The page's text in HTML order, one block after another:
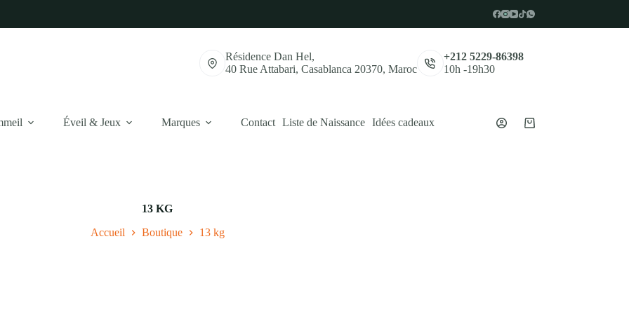
Résidence Dan Hel,
40 Rue Attabari, Casablanca 20370, Maroc
+212 5229-86398
10h -19h30
Éveil & Jeux Marques Contact Liste de Naissance Idées cadeaux
Panier
13 KG
Accueil Boutique 13 kg